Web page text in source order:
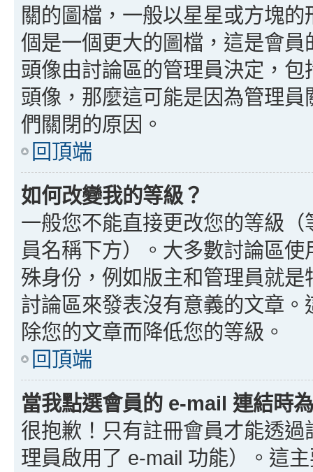
關的圖檔，一般以星星或方塊
個是一個更大的圖檔，這是會
頭像由討論區的管理員決定，
頭像，那麼這可能是因為管理
們關閉的原因。
回頂端
如何改變我的等級？
一般您不能直接更改您的等級
員名稱下方）。大多數討論區
殊身份，例如版主和管理員就
討論區來發表沒有意義的文章
除您的文章而降低您的等級。
回頂端
當我點選會員的 e-mail 連結時
很抱歉！只有註冊會員才能透
理員啟用了 e-mail 功能）。這